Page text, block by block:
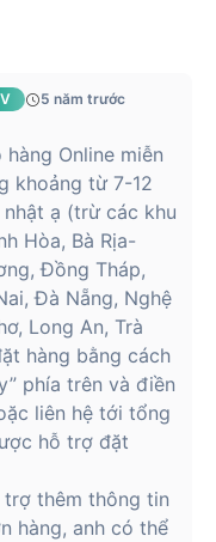
5 năm trước
Online miễn
khoảng từ 7-12
ạ (trừ các khu
Hòa, Bà Rịa-
Đồng Tháp,
Đà Nẵng, Nghệ
Long An, Trà
hàng bằng cách
phía trên và điền
liên hệ tới tổng
hỗ trợ đặt
trợ thêm thông tin
hàng, anh có thể